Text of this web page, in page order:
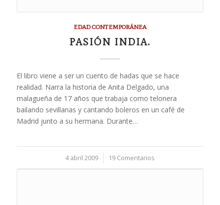
EDAD CONTEMPORÁNEA
PASIÓN INDIA.
El libro viene a ser un cuento de hadas que se hace
realidad. Narra la historia de Anita Delgado, una
malagueña de 17 años que trabaja como telonera
bailando sevillanas y cantando boleros en un café de
Madrid junto a su hermana. Durante…
4 abril 2009
/ 19 Comentarios